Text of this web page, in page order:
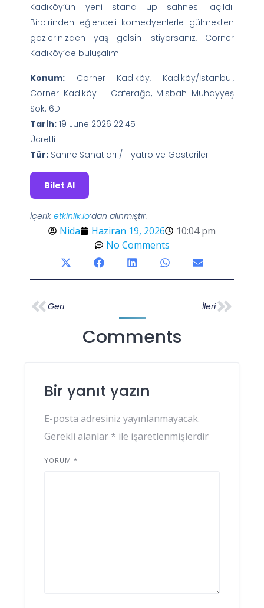
Kadıköy’ün yeni stand up sahnesi açıldı!
Birbirinden eğlenceli komedyenlerle gülmekten
gözlerinizden yaş gelsin istiyorsanız, Corner
Kadıköy’de buluşalım!
Konum: Corner Kadıköy, Kadıköy/İstanbul,
Corner Kadıköy – Caferağa, Misbah Muhayyeş
Sok. 6D
Tarih: 19 June 2026 22:45
Ücretli
Tür: Sahne Sanatları / Tiyatro ve Gösteriler
Bilet Al
İçeriketkinlik.io‘dan alınmıştır.
Nida Haziran 19, 2026
10:04 pm
No Comments
Geri İleri
Comments
Bir yanıt yazın
E-posta adresiniz yayınlanmayacak.
Gerekli alanlar * ile işaretlenmişlerdir
YORUM *